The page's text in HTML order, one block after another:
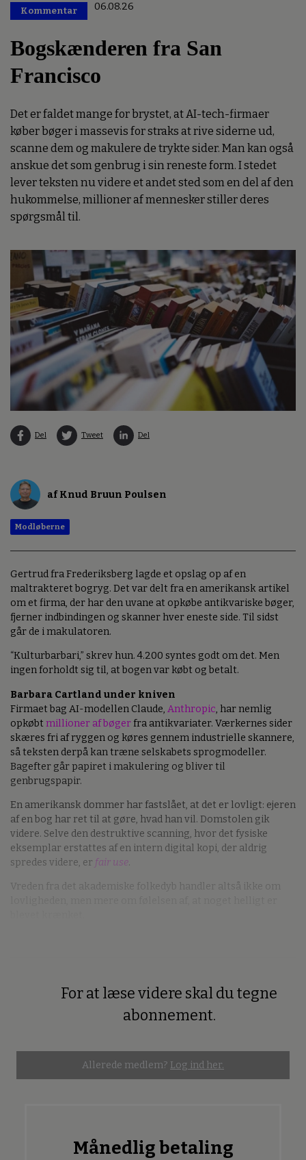
Kommentar 06.08.26
Bogskænderen fra San
Francisco
Det er faldet mange for brystet, at AI-tech-firmaer
køber bøger i massevis for straks at rive siderne ud,
scanne dem og makulere de trykte sider. Man kan også
anskue det som genbrug i sin reneste form. I stedet
lever teksten nu videre et andet sted som en del af den
hukommelse, millioner af mennesker stiller deres
spørgsmål til.
Del Tweet Del
af Knud Bruun Poulsen
Modløberne
Gertrud fra Frederiksberg lagde et opslag op af en
maltrakteret bogryg. Det var delt fra en amerikansk artikel
om et firma, der har den uvane at opkøbe antikvariske bøger,
fjerner indbindingen og skanner hver eneste side. Til sidst
går de i makulatoren.
“Kulturbarbari,” skrev hun. 4.200 syntes godt om det. Men
ingen forholdt sig til, at bogen var købt og betalt.
Barbara Cartland under kniven
Firmaet bag AI-modellen Claude, Anthropic, har nemlig
opkøbt millioner af bøgerfra antikvariater. Værkernes sider
skæres fri af ryggen og køres gennem industrielle skannere,
så teksten derpå kan træne selskabets sprogmodeller.
Bagefter går papiret i makulering og bliver til
genbrugspapir.
En amerikansk dommer har fastslået, at det er lovligt: ejeren
af en bog har ret til at gøre, hvad han vil. Domstolen gik
videre. Selve den destruktive scanning, hvor det fysiske
eksemplar erstattes af en intern digital kopi, der aldrig
spredes videre, er fair use.
Vreden fra det akademiske folkedyb handler altså ikke om
For at læse videre skal du tegne
abonnement.
Allerede medlem? Log ind her.
Månedlig betaling